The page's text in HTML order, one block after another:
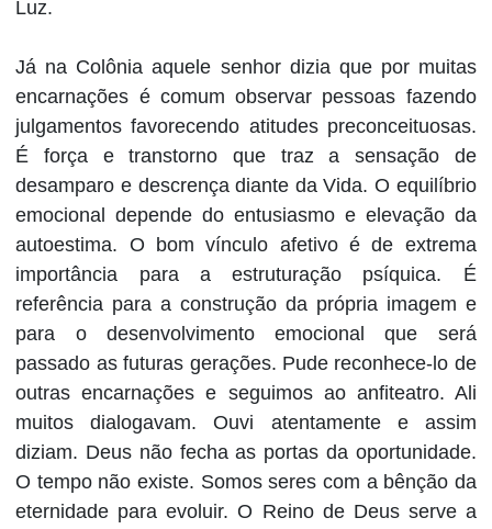
Luz.
Já na Colônia aquele senhor dizia que por muitas
encarnações é comum observar pessoas fazendo
julgamentos favorecendo atitudes preconceituosas.
É força e transtorno que traz a sensação de
desamparo e descrença diante da Vida. O equilíbrio
emocional depende do entusiasmo e elevação da
autoestima. O bom vínculo afetivo é de extrema
importância para a estruturação psíquica. É
referência para a construção da própria imagem e
para o desenvolvimento emocional que será
passado as futuras gerações. Pude reconhece-lo de
outras encarnações e seguimos ao anfiteatro. Ali
muitos dialogavam. Ouvi atentamente e assim
diziam. Deus não fecha as portas da oportunidade.
O tempo não existe. Somos seres com a bênção da
eternidade para evoluir. O Reino de Deus serve a